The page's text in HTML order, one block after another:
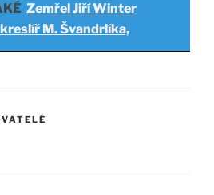
Zemřel Jiří Winter
M. Švandrlíka,